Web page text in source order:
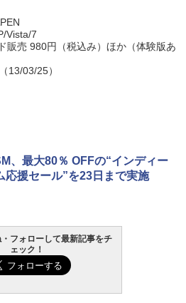
Vista/7
販売 980円（税込み）ほか（体験版あ
13/03/25）
、最大80％ OFFの“インディー
応援セール”を23日まで実施
フォローして最新記事をチ
ェック！